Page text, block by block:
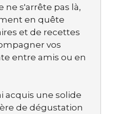
ne s'arrête pas là,
en quête
et de recettes
vos
entre amis ou en
acquis une solide
de dégustation